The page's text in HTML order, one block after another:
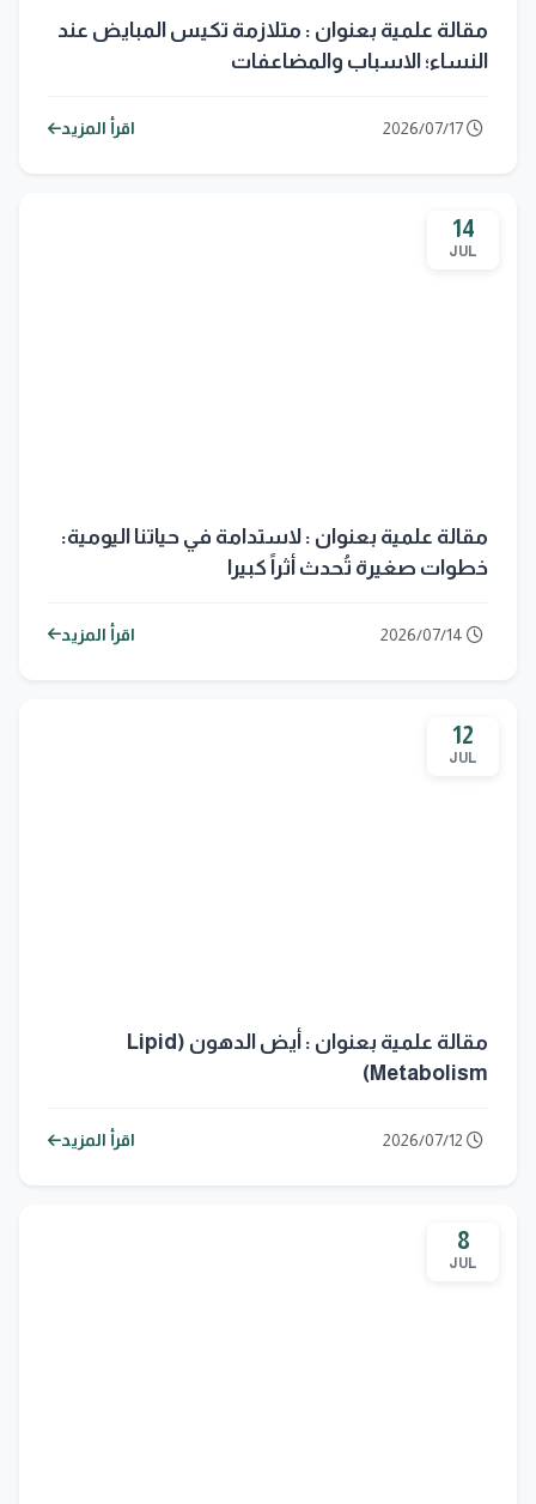
مقالة علمية بعنوان : متلازمة تكيس المبايض عند
النساء؛ الاسباب والمضاعفات
اقرأ المزيد
14
JUL
مقالة علمية بعنوان : لاستدامة في حياتنا اليومية:
خطوات صغيرة تُحدث أثراً كبيرا
اقرأ المزيد
12
JUL
مقالة علمية بعنوان : أيض الدهون (Lipid
Metabolism)
اقرأ المزيد
8
JUL